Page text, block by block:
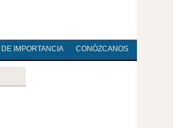
DE IMPORTANCIA CONÓZCANOS